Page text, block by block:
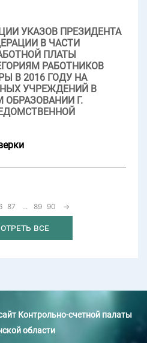
УКАЗОВ ПРЕЗИДЕНТА
В ЧАСТИ
ПЛАТЫ
РАБОТНИКОВ
В 2016 ГОДУ НА
УЧРЕЖДЕНИЙ В
Г.
87 ... 89 90 →
все
Контрольно-счетной палаты
области